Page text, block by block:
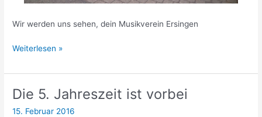
Wir werden uns sehen, dein Musikverein Ersingen
Vorankündigung
Weiterlesen »
Die 5. Jahreszeit ist vorbei
15. Februar 2016